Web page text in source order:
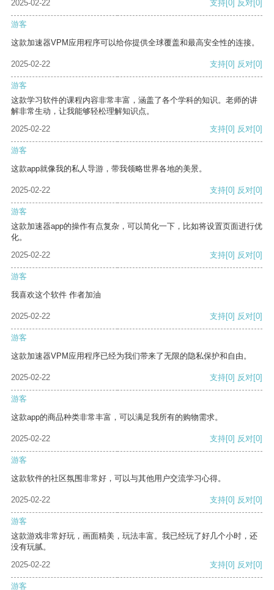
2025-02-22 支持 [0] 反对 [0]
游客
这款加速器VPM应用程序可以给你提供全球覆盖和最高安全性的连接。
2025-02-22 支持[0] 反对[0]
游客
这款学习软件的课程内容非常丰富，涵盖了各个学科的知识。老师的讲
解非常生动，让我能够轻松理解知识点。
2025-02-22
支持[0] 反对[0]
游客
这款app就像我的私人导游，带我领略世界各地的美景。
2025-02-22 支持[0] 反对[0]
游客
这款加速器app的操作有点复杂，可以简化一下，比如将设置页面进行优
化。
2025-02-22
支持[0] 反对[0]
游客
我喜欢这个软件 作者加油
2025-02-22 支持[0] 反对[0]
游客
这款加速器VPM应用程序已经为我们带来了无限的隐私保护和自由。
2025-02-22 支持[0] 反对[0]
游客
这款app的商品种类非常丰富，可以满足我所有的购物需求。
2025-02-22 支持[0] 反对[0]
游客
这款软件的社区氛围非常好，可以与其他用户交流学习心得。
2025-02-22 支持[0] 反对[0]
游客
这款游戏非常好玩，画面精美，玩法丰富。我已经玩了好几个小时，还
没有玩腻。
2025-02-22
支持[0] 反对[0]
游客